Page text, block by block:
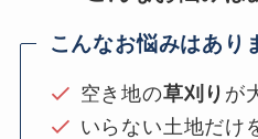
こんなお悩みはあり
空き地の草刈り が
いらない土地だけ